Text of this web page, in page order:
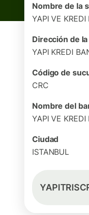
Nombre de la
YAPI VE KREDI
Dirección de
YAPI KREDI
Código de
CRC
Nombre del
YAPI VE KREDI
Ciudad
ISTANBUL